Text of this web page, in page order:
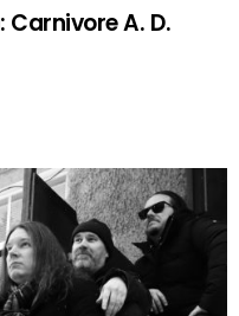
Carnivore A. D.